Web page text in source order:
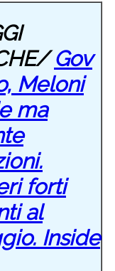
Gov
Meloni
ma
forti
al
Inside